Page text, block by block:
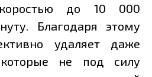
до 10 000
Благодаря этому
удаляет даже
не под силу